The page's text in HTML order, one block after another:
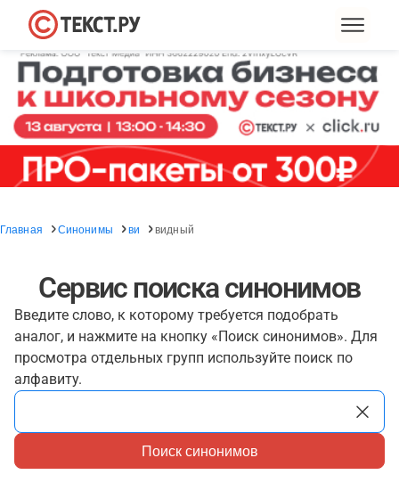
Главная Синонимы ви видный
Сервис поиска синонимов
Введите слово, к которому требуется подобрать
аналог, и нажмите на кнопку «Поиск синонимов». Для
просмотра отдельных групп используйте поиск по
алфавиту.
Поиск синонимов